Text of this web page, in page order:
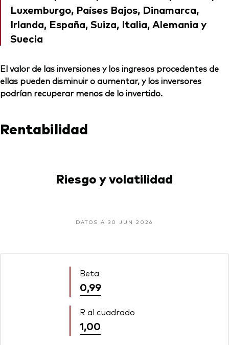
Luxemburgo, Países Bajos, Dinamarca,
Irlanda, España, Suiza, Italia, Alemania y
Suecia
El valor de las inversiones y los ingresos procedentes de
ellas pueden disminuir o aumentar, y los inversores
podrían recuperar menos de lo invertido.
Rentabilidad
Riesgo y volatilidad
DATOS A 30 JUN 2026
Beta
0,99
R al cuadrado
1,00